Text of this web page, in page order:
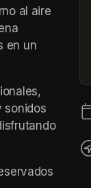
en un
sonidos